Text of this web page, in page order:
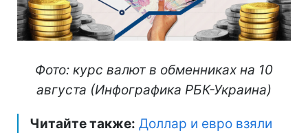
Фото: курс валют в обменниках на 10
августа (Инфографика РБК-Украина)
Читайте также: Доллар и евро взяли